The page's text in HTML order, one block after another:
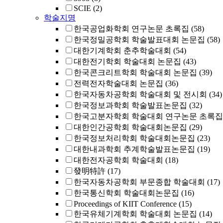
SCIE (2)
학술지명
한국공업화학회 연구논문 초록집 (58)
한국정밀공학회 학술발표대회 논문집 (58)
대한기계학회 춘추학술대회 (54)
대한전기학회 학술대회 논문집 (43)
한국콘크리트학회 학술대회 논문집 (39)
전력전자학술대회 논문집 (36)
한국자동차공학회 학술대회 및 전시회 (34)
한국정보과학회 학술발표논문집 (32)
한국고분자학회 학술대회 연구논문 초록집
대한인간공학회 학술대회논문집 (29)
한국정보처리학회 학술대회논문집 (23)
대한내과학회 추계학술발표논문집 (19)
대한전자공학회 학술대회 (18)
發明特許 (17)
한국자동차공학회 부문종합 학술대회 (17)
한국통신학회 학술대회논문집 (16)
Proceedings of KIIT Conference (15)
한국유체기계학회 학술대회 논문집 (14)